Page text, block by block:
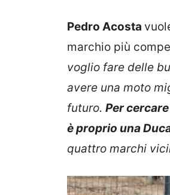
Pedro Acosta
marchio più
voglio fare delle
avere una moto
futuro. Per
è proprio una
quattro marchi